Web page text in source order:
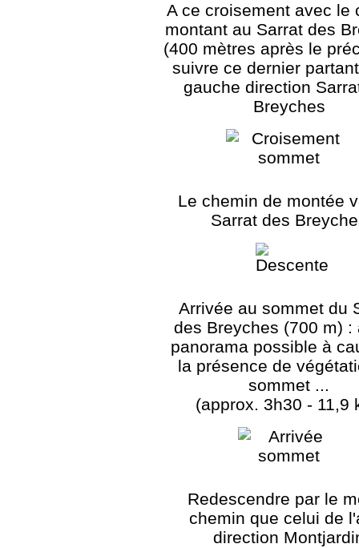
A ce croisement avec le
montant au Sarrat des
(400 mètres après le
suivre ce dernier
gauche direction
Breyches
Le chemin de montée
Sarrat des
Arrivée au sommet du
des Breyches (700 m) :
panorama possible à
la présence de
sommet ...
(approx. 3h30 - 11,9
Redescendre par le
chemin que celui de
direction